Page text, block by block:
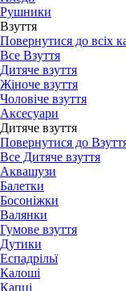
Рушники
Взуття
Повернутися до всіх
Все Взуття
Дитяче взуття
Жіноче взуття
Чоловіче взуття
Аксесуари
Дитяче взуття
Повернутися до
Все Дитяче взуття
Аквашузи
Балетки
Босоніжки
Валянки
Гумове взуття
Дутики
Еспадрільї
Калоші
Капці